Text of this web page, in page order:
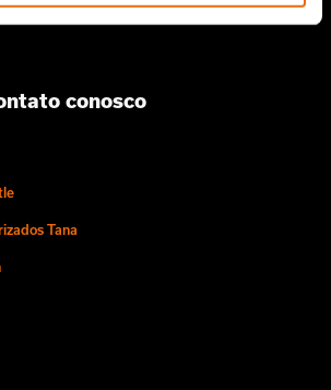
conosco
Tana